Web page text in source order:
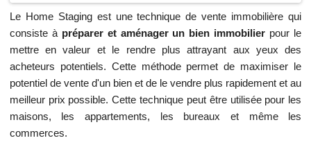
Le Home Staging est une technique de vente immobilière qui
consiste à préparer et aménager un bien immobilier pour le
mettre en valeur et le rendre plus attrayant aux yeux des
acheteurs potentiels. Cette méthode permet de maximiser le
potentiel de vente d'un bien et de le vendre plus rapidement et au
meilleur prix possible. Cette technique peut être utilisée pour les
maisons, les appartements, les bureaux et même les
commerces.